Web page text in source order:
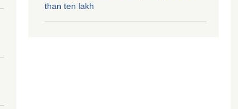
than ten lakh